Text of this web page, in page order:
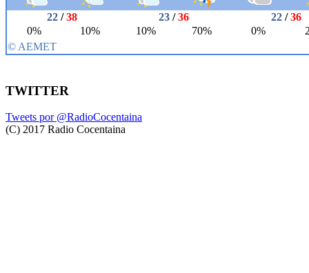
TWITTER
Tweets por @RadioCocentaina
(C) 2017 Radio Cocentaina